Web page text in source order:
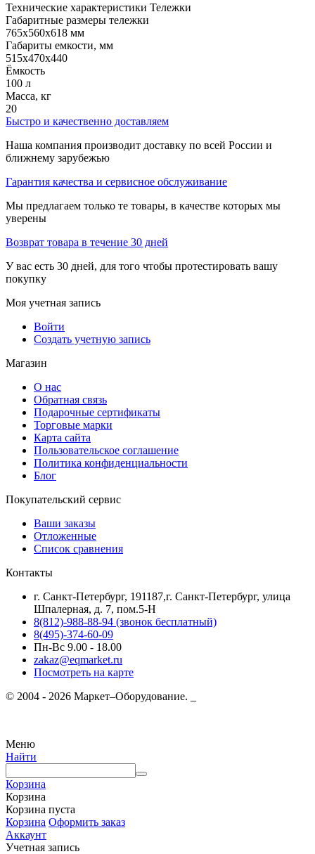
Технические характеристики Тележки
Габаритные размеры тележки
765x560x618 мм
Габариты емкости, мм
515x470x440
Ёмкость
100 л
Масса, кг
20
Быстро и качественно доставляем
Наша компания производит доставку по всей России и
ближнему зарубежью
Гарантия качества и сервисное обслуживание
Мы предлагаем только те товары, в качестве которых мы
уверены
Возврат товара в течение 30 дней
У вас есть 30 дней, для того чтобы протестировать вашу
покупку
Моя учетная запись
Войти
Создать учетную запись
Магазин
О нас
Обратная связь
Подарочные сертификаты
Торговые марки
Карта сайта
Пользовательское соглашение
Политика конфиденциальности
Блог
Покупательский сервис
Ваши заказы
Отложенные
Список сравнения
Контакты
г. Санкт-Петербург, 191187,г. Санкт-Петербург, улица
Шпалерная, д. 7, пом.5-Н
8(812)-988-88-94 (звонок бесплатный)
8(495)-374-60-09
Пн-Вс 9.00 - 18.00
zakaz@eqmarket.ru
Посмотреть на карте
© 2004 - 2026 Маркет–Оборудование. _
Меню
Найти
Корзина
Корзина
Корзина пуста
Корзина Оформить заказ
Аккаунт
Учетная запись